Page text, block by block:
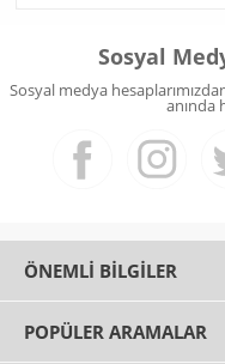
Sosyal
Sosyal medya
anında
ÖNEMLI BILGILER
POPÜLER ARAMALAR